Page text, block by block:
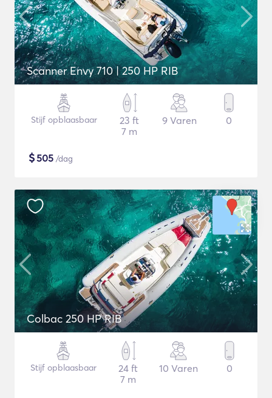
Scanner Envy 710 | 250 HP RIB
Stijf opblaasbaar
23 ft
7 m
9 Varen 0
$505 /dag
Colbac 250 HP RIB
Stijf opblaasbaar
24 ft
7 m
10 Varen 0